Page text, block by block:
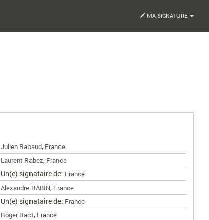
MA SIGNATURE
Julien Rabaud, France
Laurent Rabez, France
Un(e) signataire de: France
Alexandre RABIN, France
Un(e) signataire de: France
Roger Ract, France